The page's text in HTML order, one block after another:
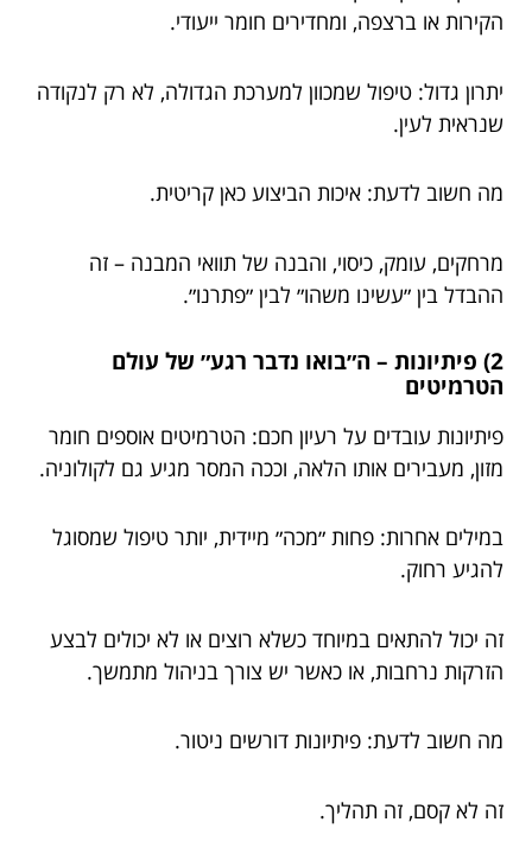
הקירות או ברצפה, ומחדירים חומר ייעודי.
יתרון גדול: טיפול שמכוון למערכת הגדולה, לא רק לנקודה
שנראית לעין.
מה חשוב לדעת: איכות הביצוע כאן קריטית.
מרחקים, עומק, כיסוי, והבנה של תוואי המבנה – זה
ההבדל בין ״עשינו משהו״ לבין ״פתרנו״.
2) פיתיונות – ה״בואו נדבר רגע״ של עולם
הטרמיטים
פיתיונות עובדים על רעיון חכם: הטרמיטים אוספים חומר
מזון, מעבירים אותו הלאה, וככה המסר מגיע גם לקולוניה.
במילים אחרות: פחות ״מכה״ מיידית, יותר טיפול שמסוגל
להגיע רחוק.
זה יכול להתאים במיוחד כשלא רוצים או לא יכולים לבצע
הזרקות נרחבות, או כאשר יש צורך בניהול מתמשך.
מה חשוב לדעת: פיתיונות דורשים ניטור.
זה לא קסם, זה תהליך.